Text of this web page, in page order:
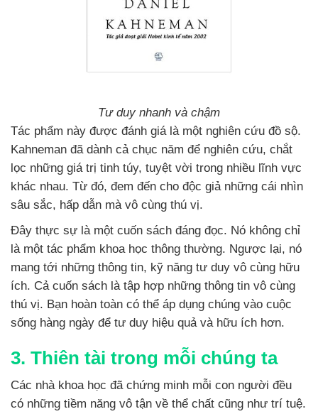
Tư duy nhanh và chậm
Tác phẩm này được đánh giá là một nghiên cứu đồ sộ.
Kahneman đã dành cả chục năm để nghiên cứu, chắt
lọc những giá trị tinh túy, tuyệt vời trong nhiều lĩnh vực
khác nhau. Từ đó, đem đến cho độc giả những cái nhìn
sâu sắc, hấp dẫn mà vô cùng thú vị.
Đây thực sự là một cuốn sách đáng đọc. Nó không chỉ
là một tác phẩm khoa học thông thường. Ngược lại, nó
mang tới những thông tin, kỹ năng tư duy vô cùng hữu
ích. Cả cuốn sách là tập hợp những thông tin vô cùng
thú vị. Bạn hoàn toàn có thể áp dụng chúng vào cuộc
sống hàng ngày để tư duy hiệu quả và hữu ích hơn.
3. Thiên tài trong mỗi chúng ta
Các nhà khoa học đã chứng minh mỗi con người đều
có những tiềm năng vô tận về thể chất cũng như trí tuệ.